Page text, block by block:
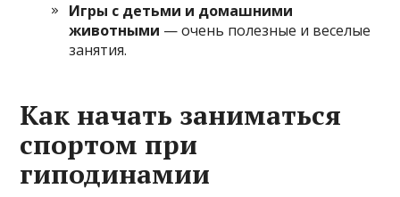
Игры с детьми и домашними
животными — очень полезные и веселые
занятия.
Как начать заниматься
спортом при
гиподинамии